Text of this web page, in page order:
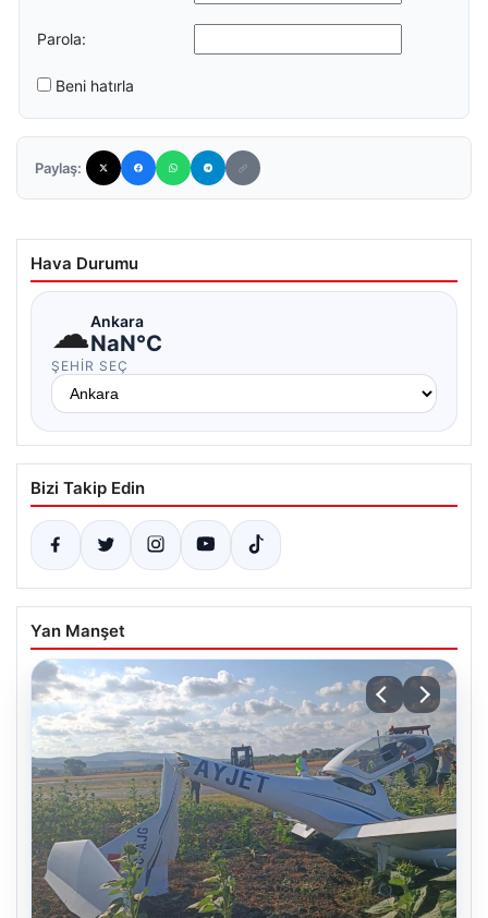
Parola:
Beni hatırla
Paylaş:
Hava Durumu
☁Ankara
NaN°C
ŞEHIR SEÇ
Bizi Takip Edin
Yan Manşet